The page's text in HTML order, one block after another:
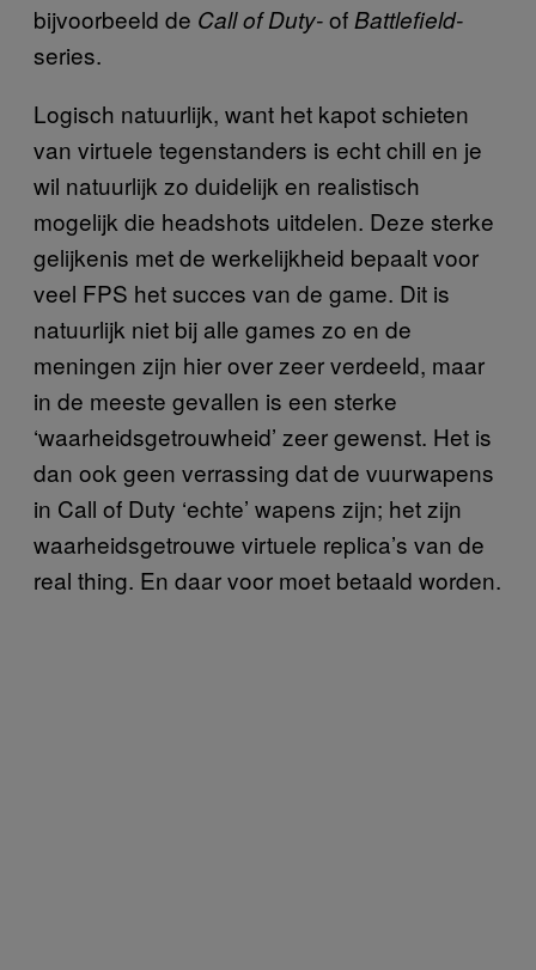
bijvoorbeeld de Call of Duty-of Battlefield-
series.
Logisch natuurlijk, want het kapot schieten
van virtuele tegenstanders is echt chill en je
wil natuurlijk zo duidelijk en realistisch
mogelijk die headshots uitdelen. Deze sterke
gelijkenis met de werkelijkheid bepaalt voor
veel FPS het succes van de game. Dit is
natuurlijk niet bij alle games zo en de
meningen zijn hier over zeer verdeeld, maar
in de meeste gevallen is een sterke
‘waarheidsgetrouwheid’ zeer gewenst. Het is
dan ook geen verrassing dat de vuurwapens
in Call of Duty ‘echte’ wapens zijn; het zijn
waarheidsgetrouwe virtuele replica’s van de
real thing. En daar voor moet betaald worden.